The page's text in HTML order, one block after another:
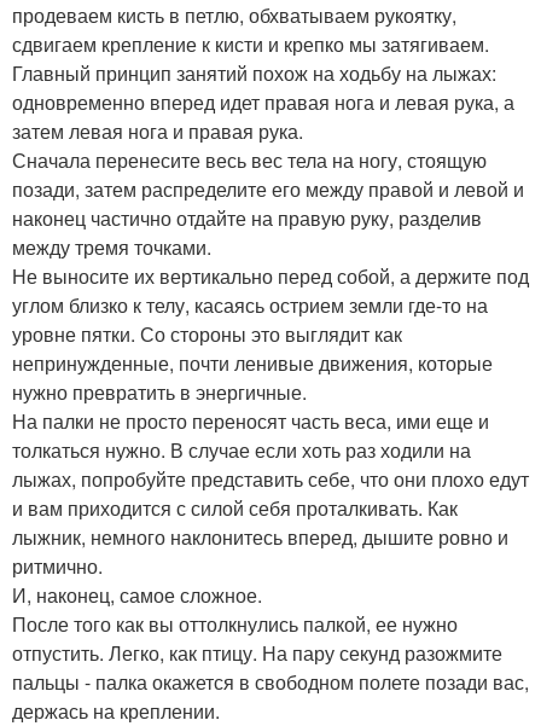
продеваем кисть в петлю, обхватываем рукоятку,
сдвигаем крепление к кисти и крепко мы затягиваем.
Главный принцип занятий похож на ходьбу на лыжах:
одновременно вперед идет правая нога и левая рука, а
затем левая нога и правая рука.
Сначала перенесите весь вес тела на ногу, стоящую
позади, затем распределите его между правой и левой и
наконец частично отдайте на правую руку, разделив
между тремя точками.
Не выносите их вертикально перед собой, а держите под
углом близко к телу, касаясь острием земли где-то на
уровне пятки. Со стороны это выглядит как
непринужденные, почти ленивые движения, которые
нужно превратить в энергичные.
На палки не просто переносят часть веса, ими еще и
толкаться нужно. В случае если хоть раз ходили на
лыжах, попробуйте представить себе, что они плохо едут
и вам приходится с силой себя проталкивать. Как
лыжник, немного наклонитесь вперед, дышите ровно и
ритмично.
И, наконец, самое сложное.
После того как вы оттолкнулись палкой, ее нужно
отпустить. Легко, как птицу. На пару секунд разожмите
пальцы - палка окажется в свободном полете позади вас,
держась на креплении.